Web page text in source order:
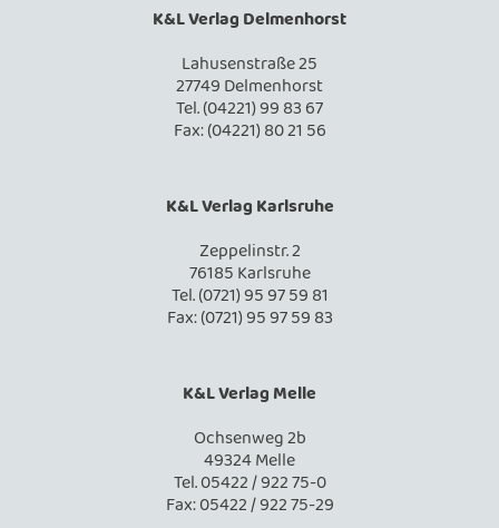
K&L Verlag Delmenhorst
Lahusenstraße 25
27749 Delmenhorst
Tel. (04221) 99 83 67
Fax: (04221) 80 21 56
K&L Verlag Karlsruhe
Zeppelinstr. 2
76185 Karlsruhe
Tel. (0721) 95 97 59 81
Fax: (0721) 95 97 59 83
K&L Verlag Melle
Ochsenweg 2b
49324 Melle
Tel. 05422 / 922 75-0
Fax: 05422 / 922 75-29